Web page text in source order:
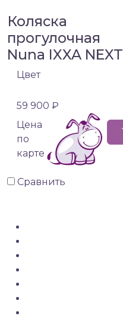
Коляска
прогулочная
Nuna IXXA NEXT
Цвет
59 900 ₽
Цена
по
карте
Сравнить